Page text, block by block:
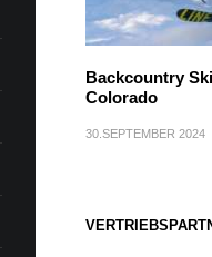
Backcountry
Colorado
30.SEPTEMBER 2024